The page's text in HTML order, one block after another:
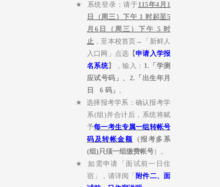
★
系统登录：请于115年4月1
日（周三）下午 1 时起至5
月6日
（周三） 下午 5 时
止 ，至本校首页 →
「新鲜人
入口网」点选 【申请入学报
名系统】 ，输入： 1. 「学测
应试号码」、 2. 「出生年月
日 6 码」 。
★
选择报考学系：确认报考学
系(组 )并合计后，系统将赋
予每一考生专属一组转帐号
码及转帐金额
（报考多系
(组 ) 只须一组缴费帐号）。
★
如需申请「面试前一日住
宿」，请详阅「 附件二、面